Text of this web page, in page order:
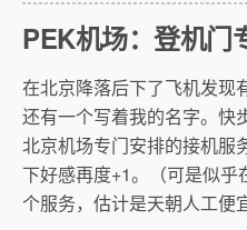
PEK机场：登机门
在北京降落后下了飞机发现
还有一个写着我的名字。快
北京机场专门安排的接机服
下好感再度+1。（可是似
个服务，估计是天朝人工便